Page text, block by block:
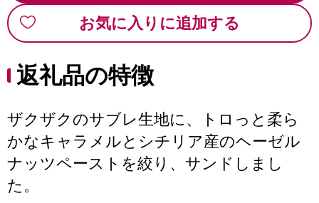
お気に入りに追加する
返礼品の特徴
ザクザクのサブレ生地に、トロっと柔ら
かなキャラメルとシチリア産のヘーゼル
ナッツペーストを絞り、サンドしまし
た。